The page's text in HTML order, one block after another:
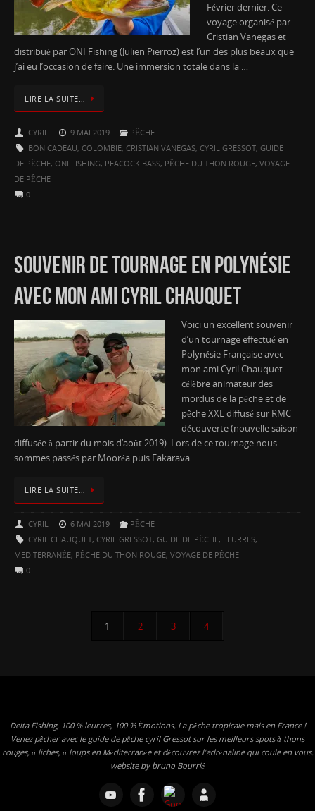
Février dernier. Ce
voyage organisé par
Cristian Vanegas et
distribué par ONI Fishing (Julien Pierroz) est l’un des plus beaux que
j’ai eu l’occasion de faire. Une immersion totale dans la …
LIRE LA SUITE…
CYRIL 9 MAI 2019
PÊCHE
BON CADEAU, COLOMBIE, CRISTIAN VANEGAS, CYRIL GRESSOT, GUIDE
DE PÊCHE, ONI FISHING, PEACOCK BASS, PÊCHE DU THON ROUGE, VOYAGE
DE PÊCHE
0
SOUVENIR DE TOURNAGE EN POLYNÉSIE
AVEC MON AMI CYRIL CHAUQUET
Voici un excellent souvenir
d’un tournage effectué en
Polynésie Française avec
mon ami Cyril Chauquet
célèbre animateur des
mordus de la pêche et de
pêche XXL diffusé sur RMC
découverte (nouvelle saison
diffusée à partir du mois d’août 2019). Lors de ce tournage nous
sommes passés par Mooréa puis Fakarava …
LIRE LA SUITE…
CYRIL 6 MAI 2019
PÊCHE
CYRIL CHAUQUET, CYRIL GRESSOT, GUIDE DE PÊCHE, LEURRES,
MEDITERRANÉE, PÊCHE DU THON ROUGE, VOYAGE DE PÊCHE
0
1 2 3 4
Delta Fishing, 100 % leurres, 100 % Émotions, La pêche tropicale mais en France !
Venez pêcher avec le guide de pêche cyril Gressot sur les meilleurs spots à thons
rouges, à liches, à loups en Méditerranée et découvrez l'adrénaline qui coule en vous.
website by bruno Bourrié